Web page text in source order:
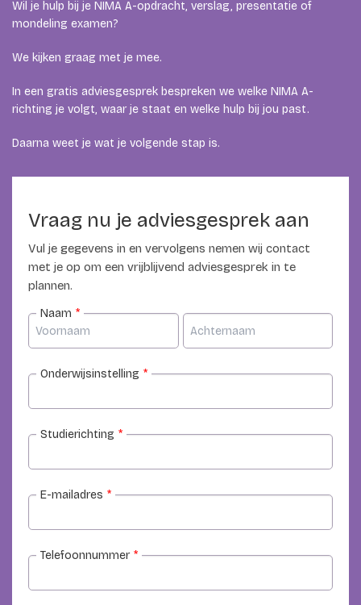
Wil je hulp bij je NIMA A-opdracht, verslag, presentatie of
mondeling examen?
We kijken graag met je mee.
In een gratis adviesgesprek bespreken we welke NIMA A-
richting je volgt, waar je staat en welke hulp bij jou past.
Daarna weet je wat je volgende stap is.
Vraag nu je adviesgesprek aan
Vul je gegevens in en vervolgens nemen wij contact
met je op om een vrijblijvend adviesgesprek in te
plannen.
Naam *
Onderwijsinstelling *
Studierichting *
E-mailadres *
Telefoonnummer *